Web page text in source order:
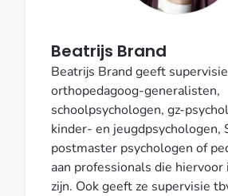
3011298
Beatrijs Brand
Beatrijs Brand geeft
orthopedagoog-generalisten,
schoolpsychologen, gz-
kinder- en jeugdpsychologen,
postmaster psychologen of
aan professionals die
zijn. Ook geeft ze supervisie